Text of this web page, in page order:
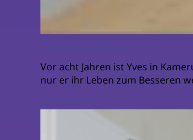
Vor acht Jahren ist Yves in
nur er ihr Leben zum Besseren